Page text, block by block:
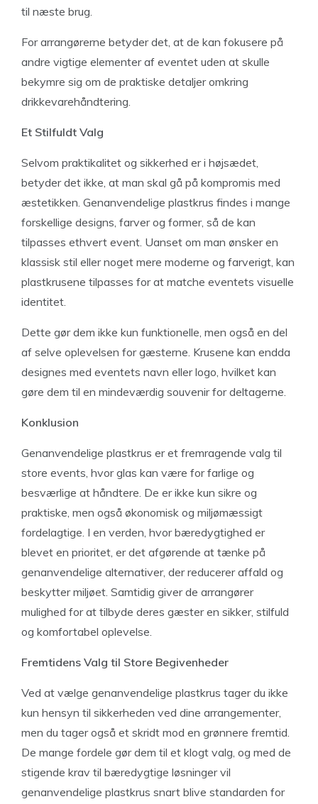
til næste brug.
For arrangørerne betyder det, at de kan fokusere på
andre vigtige elementer af eventet uden at skulle
bekymre sig om de praktiske detaljer omkring
drikkevarehåndtering.
Et Stilfuldt Valg
Selvom praktikalitet og sikkerhed er i højsædet,
betyder det ikke, at man skal gå på kompromis med
æstetikken. Genanvendelige plastkrus findes i mange
forskellige designs, farver og former, så de kan
tilpasses ethvert event. Uanset om man ønsker en
klassisk stil eller noget mere moderne og farverigt, kan
plastkrusene tilpasses for at matche eventets visuelle
identitet.
Dette gør dem ikke kun funktionelle, men også en del
af selve oplevelsen for gæsterne. Krusene kan endda
designes med eventets navn eller logo, hvilket kan
gøre dem til en mindeværdig souvenir for deltagerne.
Konklusion
Genanvendelige plastkrus er et fremragende valg til
store events, hvor glas kan være for farlige og
besværlige at håndtere. De er ikke kun sikre og
praktiske, men også økonomisk og miljømæssigt
fordelagtige. I en verden, hvor bæredygtighed er
blevet en prioritet, er det afgørende at tænke på
genanvendelige alternativer, der reducerer affald og
beskytter miljøet. Samtidig giver de arrangører
mulighed for at tilbyde deres gæster en sikker, stilfuld
og komfortabel oplevelse.
Fremtidens Valg til Store Begivenheder
Ved at vælge genanvendelige plastkrus tager du ikke
kun hensyn til sikkerheden ved dine arrangementer,
men du tager også et skridt mod en grønnere fremtid.
De mange fordele gør dem til et klogt valg, og med de
stigende krav til bæredygtige løsninger vil
genanvendelige plastkrus snart blive standarden for